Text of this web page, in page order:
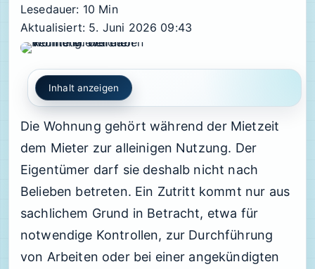
Lesedauer: 10 Min
Aktualisiert: 5. Juni 2026 09:43
Inhalt anzeigen
Die Wohnung gehört während der Mietzeit
dem Mieter zur alleinigen Nutzung. Der
Eigentümer darf sie deshalb nicht nach
Belieben betreten. Ein Zutritt kommt nur aus
sachlichem Grund in Betracht, etwa für
notwendige Kontrollen, zur Durchführung
von Arbeiten oder bei einer angekündigten